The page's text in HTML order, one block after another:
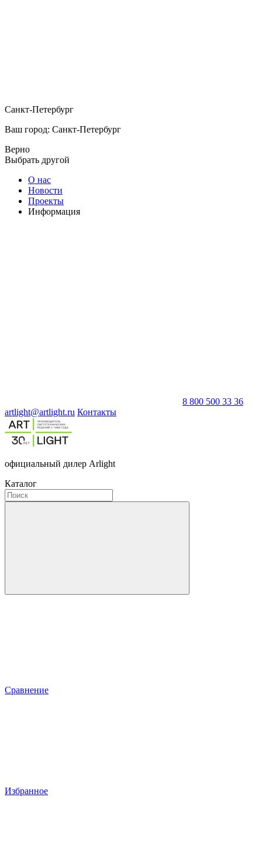
Санкт-Петербург
Ваш город: Санкт-Петербург
Верно
Выбрать другой
О нас
Новости
Проекты
Информация
8 800 500 33 36
artlight@artlight.ru Контакты
официальный дилер Arlight
Каталог
Сравнение
Избранное